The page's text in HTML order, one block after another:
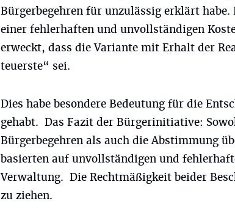
Bürgerbegehren für unzulässig erklärt
einer fehlerhaften und unvollständigen
erweckt, dass die Variante mit Erhalt der
teuerste“ sei.
Dies habe besondere Bedeutung für die
gehabt. Das Fazit der Bürgerinitiative:
Bürgerbegehren als auch die Abstimmung
basierten auf unvollständigen und
Verwaltung. Die Rechtmäßigkeit beider
zu ziehen.